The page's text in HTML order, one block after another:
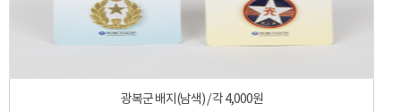
광복군 배지(남색) / 각 4,000원